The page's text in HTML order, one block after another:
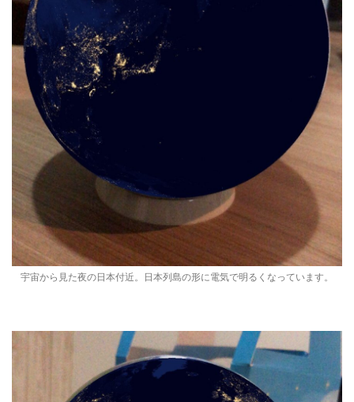
宇宙から見た夜の日本付近。日本列島の形に電気で明るくなっています。